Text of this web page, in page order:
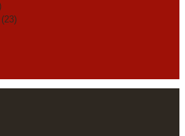
(23)